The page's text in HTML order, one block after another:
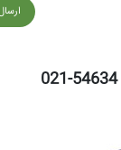
54634-021